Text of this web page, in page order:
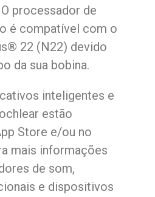
processador de
é compatível com o
22 (N22) devido
da sua bobina.
inteligentes e
estão
Store e/ou no
mais informações
de som,
e dispositivos